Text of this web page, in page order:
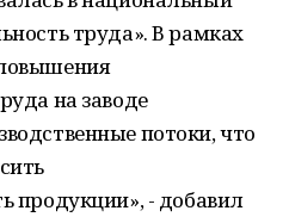
труда». В рамках
на заводе
потоки, что
продукции», - добавил